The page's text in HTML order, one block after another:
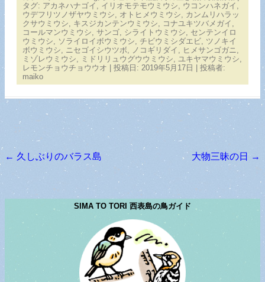
タグ: アカネハナゴイ イリオモテモウミウシ ウコンハネガイ
ウデフリツノザヤウミウシ
オトヒメウミウシ
カンムリハラッ
クサウミウシ
キスジカンテンウミウシ コナユキツバメガイ
コールマンウミウシ サンゴ シライトウミウシ
センテンイロ
ウミウシ
ソライロイボウミウシ チビウミシダエビ ツノキイ
ボウミウシ
ニセゴイシウツボ ノコギリダイ ヒメサンゴガニ
ミゾレウミウシ
ミドリリュウグウウミウシ ユキヤマウミウシ
レモンチョウチョウウオ | 投稿日: 2019年5月17日 | 投稿者:
maiko
投稿ナビゲーション
← 久しぶりのバラス島 大物三昧の日 →
SIMA TO TORI 西表島の鳥ガイド